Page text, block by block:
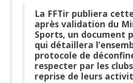
La FFTir publiera
après validation du
Sports, un document
qui détaillera
protocole de
respecter par les
reprise de leurs